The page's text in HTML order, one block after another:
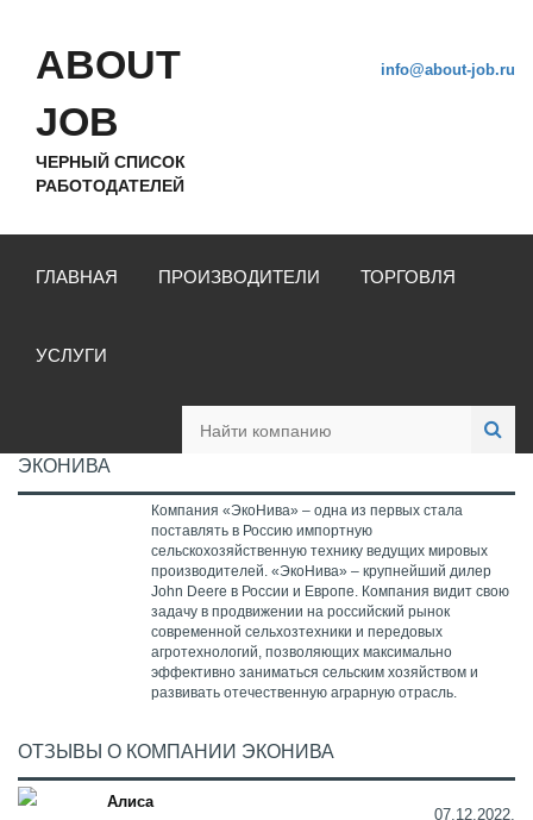
ABOUT
JOB
ЧЕРНЫЙ СПИСОК
РАБОТОДАТЕЛЕЙ
info@about-job.ru
ГЛАВНАЯ ПРОИЗВОДИТЕЛИ ТОРГОВЛЯ
УСЛУГИ
ЭКОНИВА
Компания «ЭкоНива» – одна из первых стала
поставлять в Россию импортную
сельскохозяйственную технику ведущих мировых
производителей. «ЭкоНива» – крупнейший дилер
John Deere в России и Европе. Компания видит свою
задачу в продвижении на российский рынок
современной сельхозтехники и передовых
агротехнологий, позволяющих максимально
эффективно заниматься сельским хозяйством и
развивать отечественную аграрную отрасль.
ОТЗЫВЫ О КОМПАНИИ ЭКОНИВА
Алиса
07.12.2022,